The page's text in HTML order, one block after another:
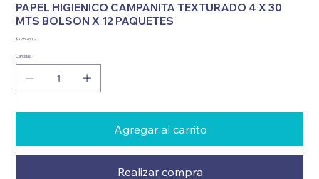
PAPEL HIGIENICO CAMPANITA TEXTURADO 4 X 30
MTS BOLSON X 12 PAQUETES
Precio
$ 17.526,12
Cantidad
Agregar al carrito
Realizar compra